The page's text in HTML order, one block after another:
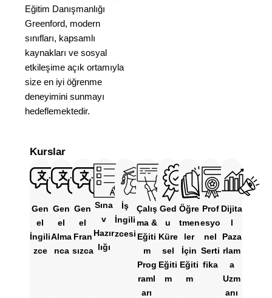
Eğitim Danışmanlığı
Greenford, modern
sınıfları, kapsamlı
kaynakları ve sosyal
etkileşime açık ortamıyla
size en iyi öğrenme
deneyimini sunmayı
hedeflemektedir.
Kurslar
Gen
el
İngili
zce
Gen
el
Alma
nca
Gen
el
Fran
sızca
Sına
v
Hazır
lığı
İş
İngili
zcesi
Çalış
ma &
Eğiti
m
Prog
raml
arı
Ged
u
Küre
sel
Eğiti
m
Öğre
tmen
ler
İçin
Eğiti
m
Prof
esyo
nel
Serti
fika
Dijita
l
Paza
rlam
a
Uzm
anı